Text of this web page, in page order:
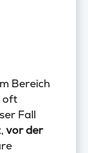
Bereich
oft
Fall
vor der